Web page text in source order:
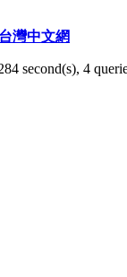
灣中文網
second(s), 4